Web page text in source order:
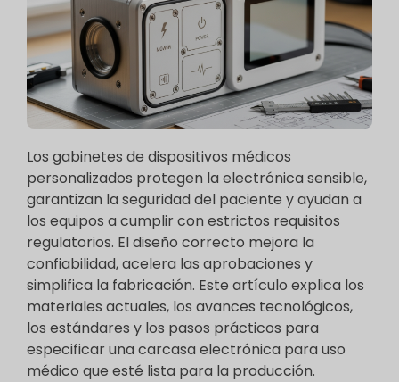
Los gabinetes de dispositivos médicos
personalizados protegen la electrónica sensible,
garantizan la seguridad del paciente y ayudan a
los equipos a cumplir con estrictos requisitos
regulatorios. El diseño correcto mejora la
confiabilidad, acelera las aprobaciones y
simplifica la fabricación. Este artículo explica los
materiales actuales, los avances tecnológicos,
los estándares y los pasos prácticos para
especificar una carcasa electrónica para uso
médico que esté lista para la producción.